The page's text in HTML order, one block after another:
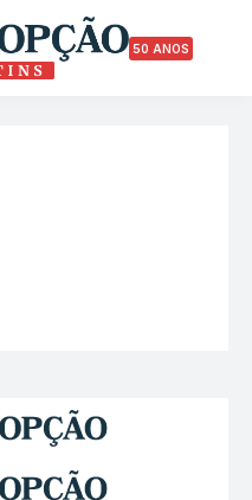
50 ANOS